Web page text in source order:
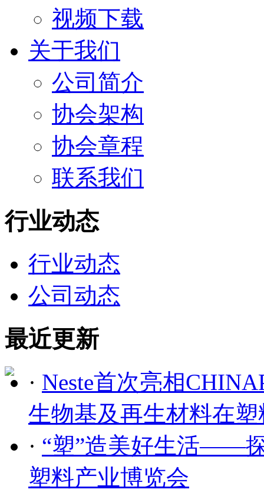
视频下载
关于我们
公司简介
协会架构
协会章程
联系我们
行业动态
行业动态
公司动态
最近更新
· Neste首次亮相
生物基及再生材料在
· “塑”造美好生活——
塑料产业博览会